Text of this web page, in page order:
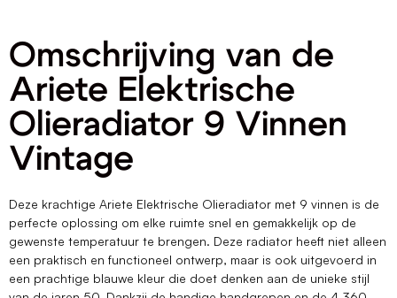
Omschrijving van de
Ariete Elektrische
Olieradiator 9 Vinnen
Vintage
Deze krachtige Ariete Elektrische Olieradiator met 9 vinnen is de
perfecte oplossing om elke ruimte snel en gemakkelijk op de
gewenste temperatuur te brengen. Deze radiator heeft niet alleen
een praktisch en functioneel ontwerp, maar is ook uitgevoerd in
een prachtige blauwe kleur die doet denken aan de unieke stijl